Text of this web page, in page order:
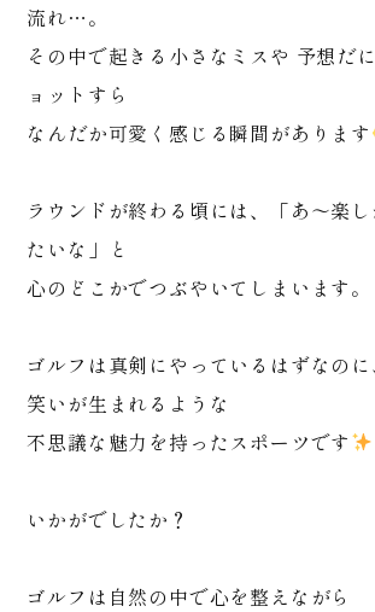
流れ…。
その中で起きる小さなミスや 予想だ
ョットすら
なんだか可愛く感じる瞬間があります
ラウンドが終わる頃には、「あ〜楽
たいな」と
心のどこかでつぶやいてしまいます。
ゴルフは真剣にやっているはずなの
笑いが生まれるような
不思議な魅力を持ったスポーツです
いかがでしたか？
ゴルフは自然の中で心を整えながら